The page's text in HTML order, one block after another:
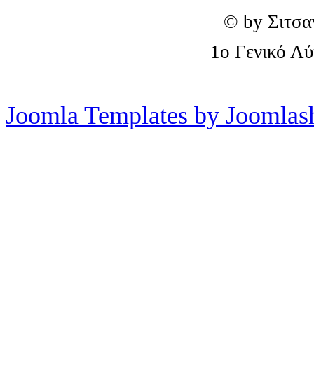
© by
1o Γενικό
Joomla Templates by